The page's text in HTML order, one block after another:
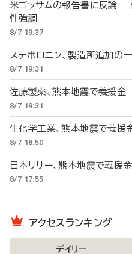
米ゴッサムの報告書に反論
性強調
8/7 19:37
ステボロニン、製造所追加
8/7 19:31
佐藤製薬、熊本地震で義援
8/7 19:31
生化学工業、熊本地震で義
8/7 18:50
日本リリー、熊本地震で義
8/7 17:55
アクセスランキング
デイリー